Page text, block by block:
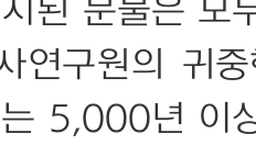
된 문물은 모
연구원의 귀
5,000년 이